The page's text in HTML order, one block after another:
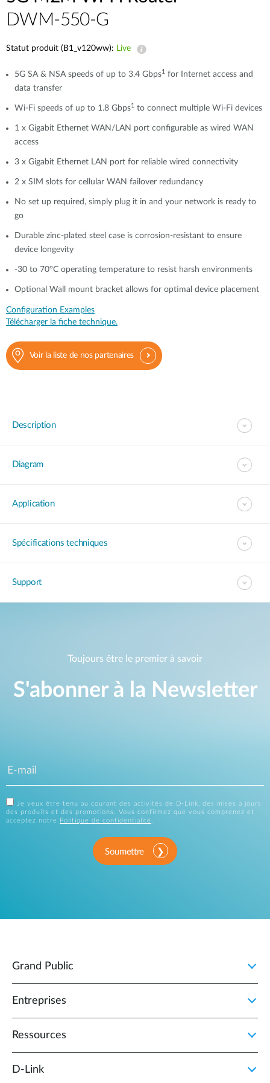
DWM-550-G
Statut produit (B1_v120ww): Live
5G SA & NSA speeds of up to 3.4 Gbps1
for Internet access and
data transfer
Wi-Fi speeds of up to 1.8 Gbps1 to connect multiple Wi-Fi devices
1 x Gigabit Ethernet WAN/LAN port configurable as wired WAN
access
3 x Gigabit Ethernet LAN port for reliable wired connectivity
2 x SIM slots for cellular WAN failover redundancy
No set up required, simply plug it in and your network is ready to
go
Durable zinc-plated steel case is corrosion-resistant to ensure
device longevity
-30 to 70°C operating temperature to resist harsh environments
Optional Wall mount bracket allows for optimal device placement
Configuration Examples
Télécharger la fiche technique.
Voir la liste de nos partenaires
Description
Diagram
Application
Spécifications techniques
Support
Toujours être le premier à savoir
S'abonner à la Newsletter
Je veux être tenu au courant des activités de D-Link, des mises à jours
des produits et des promotions. Vous confirmez que vous comprenez et
acceptez notre
Politique de confidentialité.
Soumettre
Grand Public
Entreprises
Ressources
D‑Link